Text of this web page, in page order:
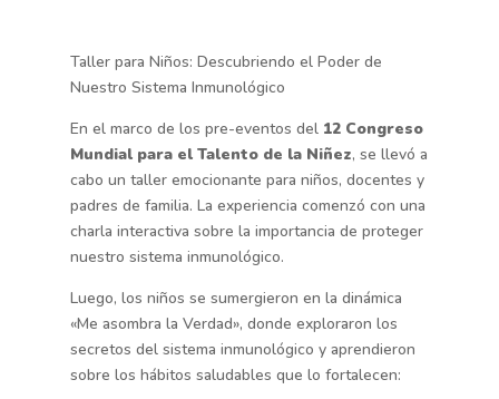
Taller para Niños: Descubriendo el Poder de
Nuestro Sistema Inmunológico
En el marco de los pre-eventos del 12 Congreso
Mundial para el Talento de la Niñez, se llevó a
cabo un taller emocionante para niños, docentes y
padres de familia. La experiencia comenzó con una
charla interactiva sobre la importancia de proteger
nuestro sistema inmunológico.
Luego, los niños se sumergieron en la dinámica
«Me asombra la Verdad», donde exploraron los
secretos del sistema inmunológico y aprendieron
sobre los hábitos saludables que lo fortalecen: